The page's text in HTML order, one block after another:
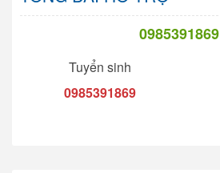
0985391869
Tuyển sinh
0985391869